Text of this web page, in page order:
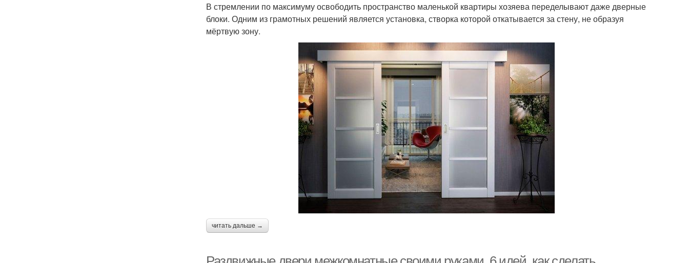
В стремлении по максимуму освободить пространство маленькой квартиры хозяева переделывают даже дверные
блоки. Одним из грамотных решений является установка, створка которой откатывается за стену, не образуя
мёртвую зону.
читать дальше →